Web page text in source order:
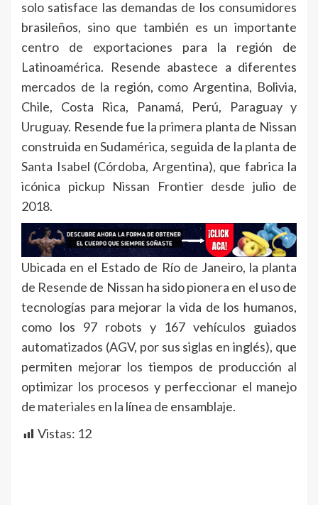
solo satisface las demandas de los consumidores
brasileños, sino que también es un importante
centro de exportaciones para la región de
Latinoamérica. Resende abastece a diferentes
mercados de la región, como Argentina, Bolivia,
Chile, Costa Rica, Panamá, Perú, Paraguay y
Uruguay. Resende fue la primera planta de Nissan
construida en Sudamérica, seguida de la planta de
Santa Isabel (Córdoba, Argentina), que fabrica la
icónica pickup Nissan Frontier desde julio de
2018.
Ubicada en el Estado de Río de Janeiro, la planta
de Resende de Nissan ha sido pionera en el uso de
tecnologías para mejorar la vida de los humanos,
como los 97 robots y 167 vehículos guiados
automatizados (AGV, por sus siglas en inglés), que
permiten mejorar los tiempos de producción al
optimizar los procesos y perfeccionar el manejo
de materiales en la línea de ensamblaje.
Vistas: 12